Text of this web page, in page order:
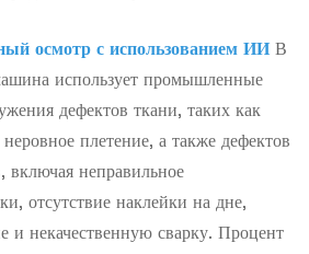
осмотр с использованием ИИ В
использует промышленные
дефектов ткани, таких как
плетение, а также дефектов
включая неправильное
отсутствие наклейки на дне,
и некачественную сварку. Процент